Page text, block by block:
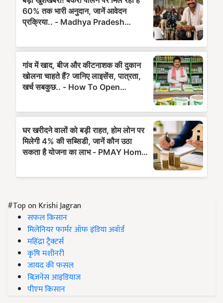
#Top on Krishi Jagran
सफल किसान
मिलेनियर फार्मर ऑफ इंडिया अवॉर्ड
महिंद्रा ट्रैक्टर्स
कृषि मशीनरी
जायद की फसल
बिज़नेस आइडियाज
पीएम किसान